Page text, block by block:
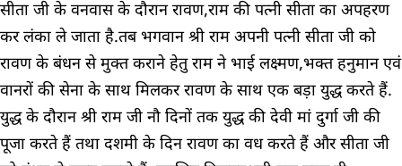
सीता जी के वनवास के दौरान रावण,राम की पत्नी सीता का अपहरण
कर लंका ले जाता है.तब भगवान श्री राम अपनी पत्नी सीता जी को
रावण के बंधन से मुक्त कराने हेतु राम ने भाई लक्ष्मण,भक्त हनुमान एवं
वानरों की सेना के साथ मिलकर रावण के साथ एक बड़ा युद्ध करते हैं.
युद्ध के दौरान श्री राम जी नौ दिनों तक युद्ध की देवी मां दुर्गा जी की
पूजा करते हैं तथा दशमी के दिन रावण का वध करते हैं और सीता जी